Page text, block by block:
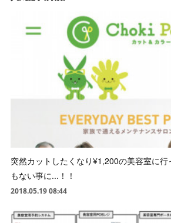
突然カットしたくなり¥1,200の美容室に
もない事に...！！
2018.05.19 08:44